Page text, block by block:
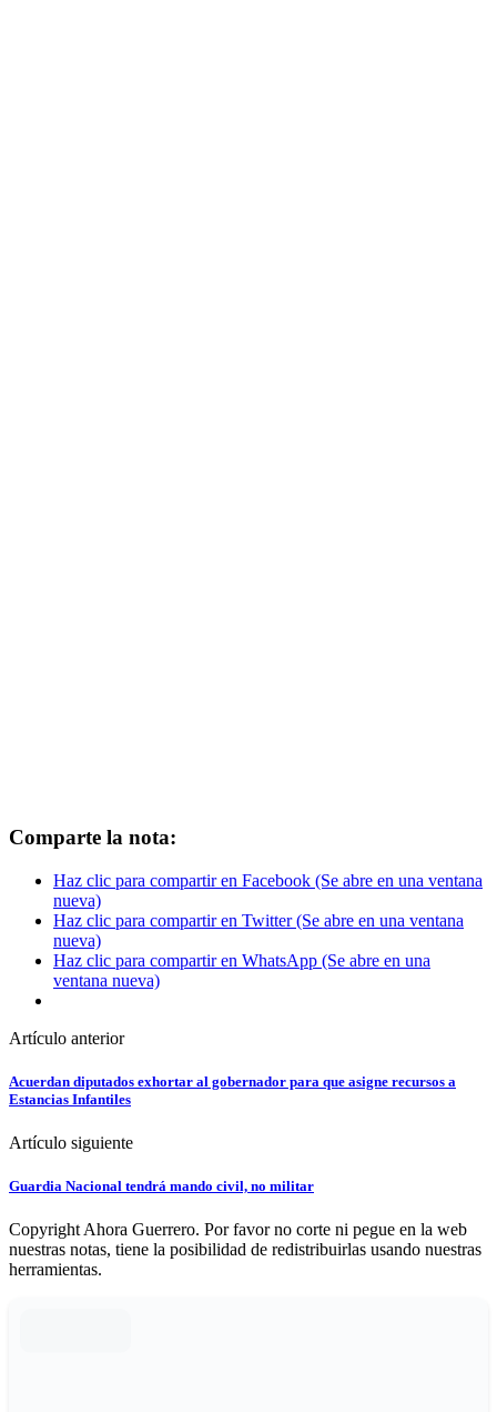
Comparte la nota:
Haz clic para compartir en Facebook (Se abre en una ventana
nueva)
Haz clic para compartir en Twitter (Se abre en una ventana
nueva)
Haz clic para compartir en WhatsApp (Se abre en una
ventana nueva)
Artículo anterior
Acuerdan diputados exhortar al gobernador para que asigne recursos a
Estancias Infantiles
Artículo siguiente
Guardia Nacional tendrá mando civil, no militar
Copyright Ahora Guerrero. Por favor no corte ni pegue en la web
nuestras notas, tiene la posibilidad de redistribuirlas usando nuestras
herramientas.